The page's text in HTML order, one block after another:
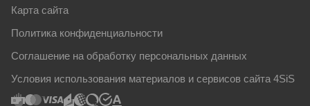
Карта сайта
Политика конфиденциальности
Соглашение на обработку персональных данных
Условия использования материалов и сервисов сайта 4SiS